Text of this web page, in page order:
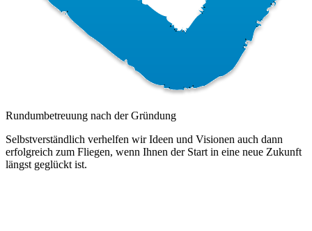
Rundumbetreuung nach der Gründung
Selbstverständlich verhelfen wir Ideen und Visionen auch dann
erfolgreich zum Fliegen, wenn Ihnen der Start in eine neue Zukunft
längst geglückt ist.